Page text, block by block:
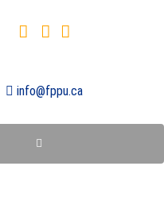
info@fppu.ca